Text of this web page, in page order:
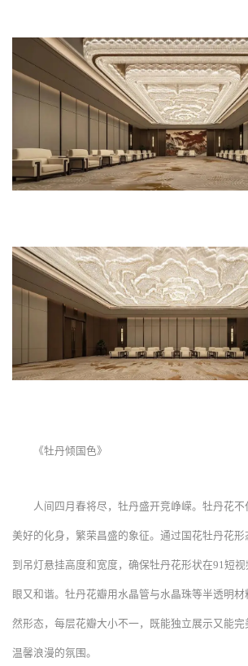
《牡丹倾国色》
人间四月春将尽，牡丹盛开竞峥嵘。牡丹花
美好的化身，繁荣昌盛的象征。通过国花牡丹花
到吊灯悬挂高度和宽度，确保牡丹花形状在91短视
眼又和谐。牡丹花瓣用水晶管与水晶珠等半透明
然形态，每层花瓣大小不一，既能独立展示又能
温馨浪漫的氛围。